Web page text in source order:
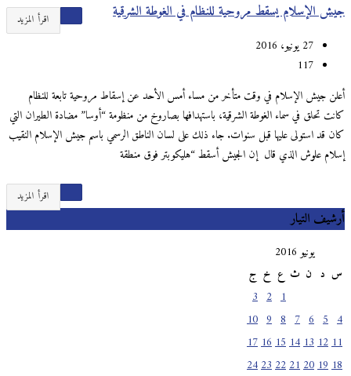
اقرأ المزيد جيش الإسلام يسقط مروحية للنظام في الغوطة الشرقية
27 يونيو، 2016
117
أعلن جيش الإسلام في وقت متأخر من مساء أمس الأحد عن إسقاط مروحية تابعة للنظام
كانت تحلق في سماء الغوطة الشرقية، باستهدافها بصاروخ من منظومة “أوسا” مضادة الطيران التي
كان قد استولى عليها قبل سنوات. جاء ذلك على لسان الناطق الرسمي باسم جيش الإسلام النقيب
إسلام علوش الذي قال إن الجيش أسقط “هليكوبتر فوق منطقة
اقرأ المزيد
أرشيف التيار
يونيو 2016
س
ث خ ج
10
11
12
13
14
15
16
17
18
19
20
21
22
23
24